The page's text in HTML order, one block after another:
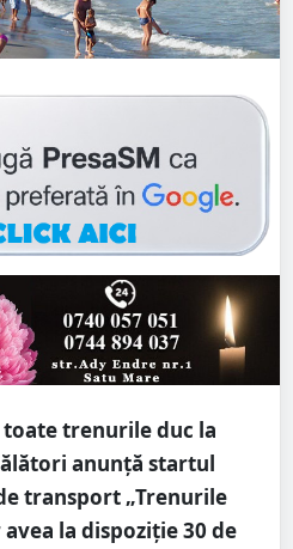
toate trenurile duc la
anunță startul
transport „Trenurile
la dispoziție 30 de